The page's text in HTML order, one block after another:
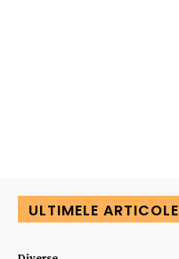
ULTIMELE ARTICOLE